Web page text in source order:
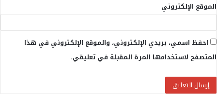
الموقع الإلكتروني
احفظ اسمي، بريدي الإلكتروني، والموقع الإلكتروني في هذا
المتصفح لاستخدامها المرة المقبلة في تعليقي.